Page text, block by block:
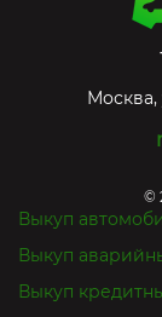
Москва,
©
Выкуп
Выкуп
Выкуп